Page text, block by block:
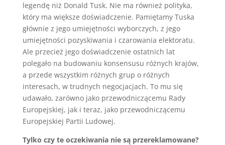
legendę niż Donald Tusk. Nie ma również polityka,
który ma większe doświadczenie. Pamiętamy Tuska
głównie z jego umiejętności wyborczych, z jego
umiejętności pozyskiwania i czarowania elektoratu.
Ale przecież jego doświadczenie ostatnich lat
polegało na budowaniu konsensusu różnych krajów,
a przede wszystkim różnych grup o różnych
interesach, w trudnych negocjacjach. To mu się
udawało, zarówno jako przewodniczącemu Rady
Europejskiej, jak i teraz, jako przewodniczącemu
Europejskiej Partii Ludowej.
Tylko czy te oczekiwania nie są przereklamowane?